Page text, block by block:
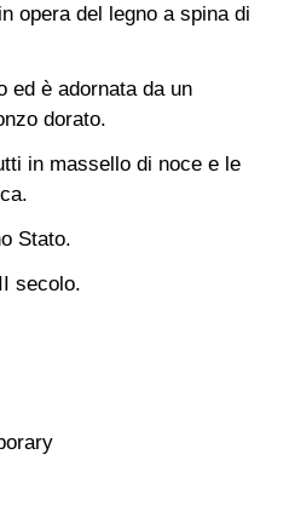
opera del legno a spina di
ed è adornata da un
dorato.
in massello di noce e le
Stato.
secolo.